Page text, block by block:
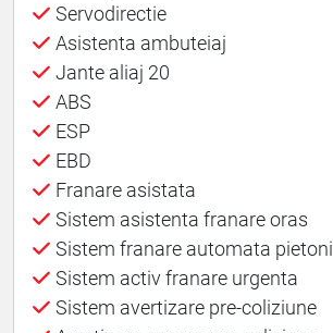
Servodirectie
Asistenta ambuteiaj
Jante aliaj 20
ABS
ESP
EBD
Franare asistata
Sistem asistenta franare oras
Sistem franare automata pietoni
Sistem activ franare urgenta
Sistem avertizare pre-coliziune